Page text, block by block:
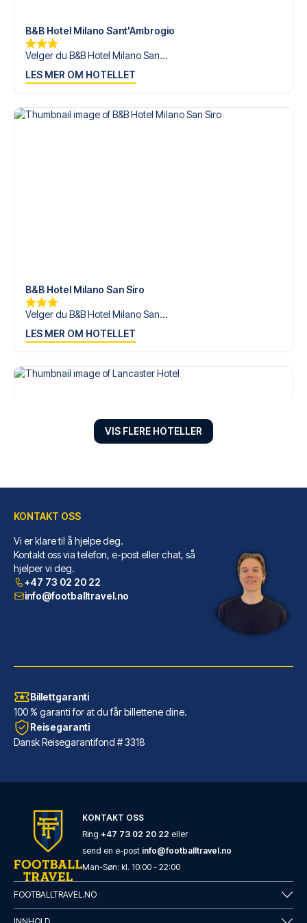
Er du klar for å oppleve Inter på Giuseppe Meazza mot
Parma? Kontakt oss idag, og la oss hjelpe deg med å
realisere din fotballreisedrøm!
B&B Hotel Milano Sant'Ambrogio
Velger du B&B Hotel Milano San...
LES MER OM HOTELLET
B&B Hotel Milano San Siro
Velger du B&B Hotel Milano San...
LES MER OM HOTELLET
Lancaster Hotel
Dersom du velger Lancaster Hot...
LES MER OM HOTELLET
Hotel Gran Duca Di York
Hotel Gran Duca Di York ligger...
LES MER OM HOTELLET
VIS FLERE HOTELLER
KONTAKT OSS
Vi er klare til å hjelpe deg.
Kontakt oss via telefon, e-post eller chat, så
hjelper vi deg.
+47 73 02 20 22
info@footballtravel.no
Billettgaranti
100 % garanti for at du får billettene dine.
Reisegaranti
Dansk Reisegarantifond # 3318
KONTAKT OSS
Ring +47 73 02 20 22 eller
send en e-post info@footballtravel.no
Man-Søn: kl. 10:00 - 22:00
FOOTBALLTRAVEL.NO